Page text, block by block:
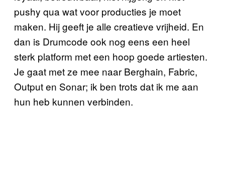
pushy qua wat voor producties je moet
maken. Hij geeft je alle creatieve vrijheid. En
dan is Drumcode ook nog eens een heel
sterk platform met een hoop goede artiesten.
Je gaat met ze mee naar Berghain, Fabric,
Output en Sonar; ik ben trots dat ik me aan
hun heb kunnen verbinden.